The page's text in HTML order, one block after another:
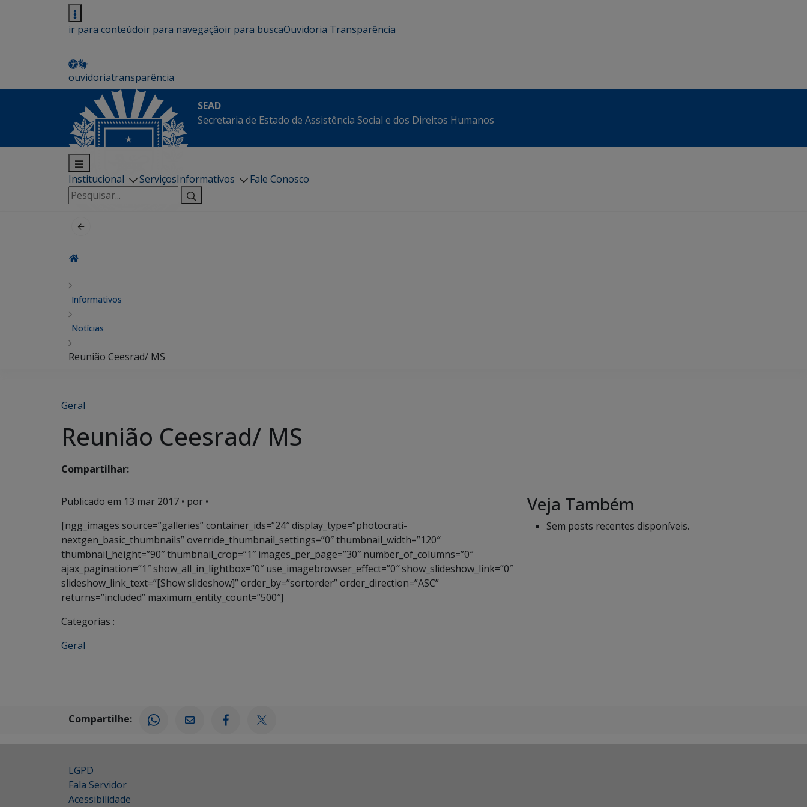
ir para conteúdoir para navegaçãoir para buscaOuvidoria Transparência
ouvidoriatransparência
SEAD
Secretaria de Estado de Assistência Social e dos Direitos Humanos
Institucional ServiçosInformativos
Fale Conosco
Pesquisar
por:
Informativos
Notícias
Reunião Ceesrad/ MS
Geral
Reunião Ceesrad/ MS
Compartilhar:
Publicado em 13 mar 2017 • por •
[ngg_images source=”galleries” container_ids=”24″ display_type=”photocrati-
nextgen_basic_thumbnails” override_thumbnail_settings=”0″ thumbnail_width=”120″
thumbnail_height=”90″ thumbnail_crop=”1″ images_per_page=”30″ number_of_columns=”0″
ajax_pagination=”1″ show_all_in_lightbox=”0″ use_imagebrowser_effect=”0″ show_slideshow_link=”0″
slideshow_link_text=”[Show slideshow]” order_by=”sortorder” order_direction=”ASC”
returns=”included” maximum_entity_count=”500″]
Categorias :
Geral
Veja Também
Sem posts recentes disponíveis.
Compartilhe:
LGPD
Fala Servidor
Acessibilidade